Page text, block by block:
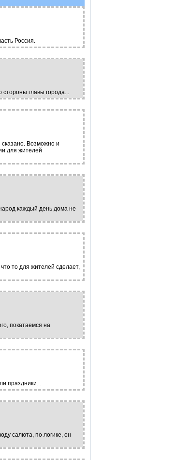
Россия.
главы города...
сказано. Возможно и
для жителей
каждый день дома не
то для жителей сделает,
покатаемся на
праздники...
салюта, по логике, он